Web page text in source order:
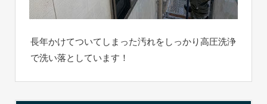
長年かけてついてしまった汚れをしっかり高圧洗浄
で洗い落としています！